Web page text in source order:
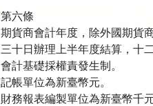
第六條
期貨商會計年度，除外國期貨
三十日辦理上半年度結算，十
會計基礎採權責發生制。
記帳單位為新臺幣元。
財務報表編製單位為新臺幣千元